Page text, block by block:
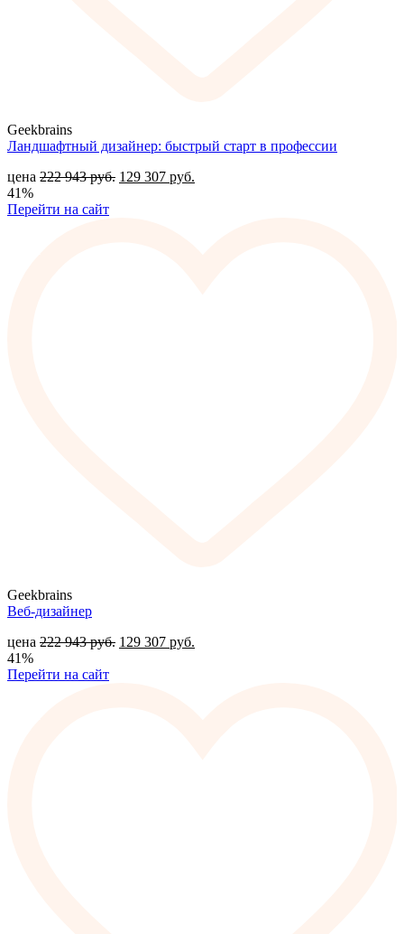
Geekbrains
Ландшафтный дизайнер: быстрый старт в профессии
цена 222 943руб. 129 307 руб.
41%
Перейти на сайт
Geekbrains
Веб-дизайнер
цена 222 943руб. 129 307 руб.
41%
Перейти на сайт